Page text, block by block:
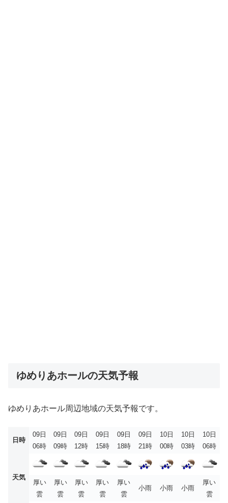
ゆめりあホールの天気予報
ゆめりあホール周辺地域の天気予報です。
日時
09日
06時
09日
09時
09日
12時
09日
15時
09日
18時
09日
21時
10日
00時
10日
03時
10日
06時
天気
厚い
雲
厚い
雲
厚い
雲
厚い
雲
厚い
雲
小雨 小雨 小雨
厚い
雲